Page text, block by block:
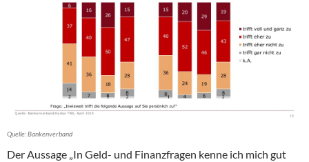
Quelle: Bankenverband
Der Aussage „In Geld- und Finanzfragen kenne ich mich gut